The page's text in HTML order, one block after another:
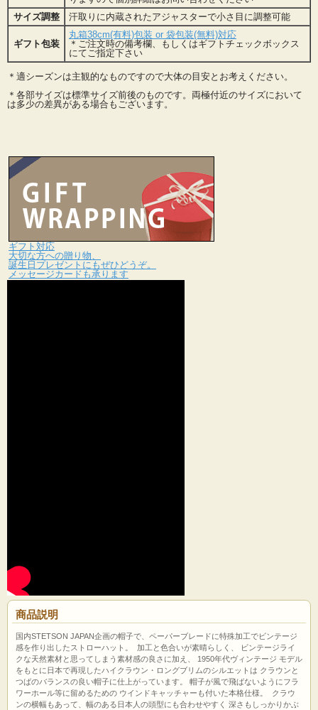
サイズ調整
汗取りに内蔵されたアジャスターで小さ目に調整可能
ギフト包装
丸箱38cm(有料)包装 or 袋包装(無料)対応
＊ご注文時の備考欄、もしくはギフトチェックボックス
にてご指定下さい
＊適シーズンは主観的なものですので大体の目安とお考えください。
＊各部サイズは標準サイズ前後のものです。両極付近のサイズにおいて
は多少の差異がある場合もございます。
ギフト対応
大切な方への贈り物、
誕生日プレゼントにもぜひどうぞ。
メッセージカードも承ります
商品説明
国内STETSON JAPAN企画の帽子で、ペーパーブレードに特殊加工でビンテージ
感を作り出したストローハット。 加工と色合いが素晴らしく、 ビンテージライ
クな天然素材と思ってしまう素材感の良さに加え、 1950年代ヴィンテージ モデル
をもとに日本で再現したハイクラウン・ロングブリムのシルエットは クラウンと
つばのバランスの良い帽子に仕上がっています。 帽子が風で飛ばないようにフラ
ワーホール等に留めるための ウインドキャッチャーも付いた本格仕様。 クラウ
ンの横幅もあって、幅のある日本人の頭型にも合わせやすく 深さもしっかりかぶ